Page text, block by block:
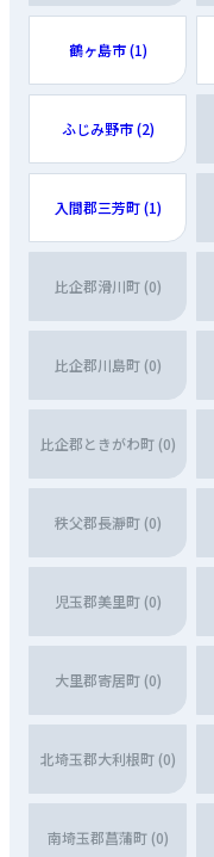
鶴ヶ島市 (1)
ふじみ野市 (2)
入間郡三芳町 (1)
比企郡滑川町 (0)
比企郡川島町 (0)
比企郡ときがわ町 (0)
秩父郡長瀞町 (0)
児玉郡美里町 (0)
大里郡寄居町 (0)
北埼玉郡大利根町 (0)
南埼玉郡菖蒲町 (0)